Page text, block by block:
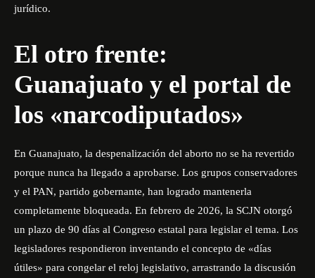
jurídico.
El otro frente:
Guanajuato y el portal de
los «narcodiputados»
En Guanajuato, la despenalización del aborto no se ha revertido
porque nunca ha llegado a aprobarse. Los grupos conservadores
y el PAN, partido gobernante, han logrado mantenerla
completamente bloqueada. En febrero de 2026, la SCJN otorgó
un plazo de 90 días al Congreso estatal para legislar el tema. Los
legisladores respondieron inventando el concepto de «días
útiles» para congelar el reloj legislativo, arrastrando la discusión